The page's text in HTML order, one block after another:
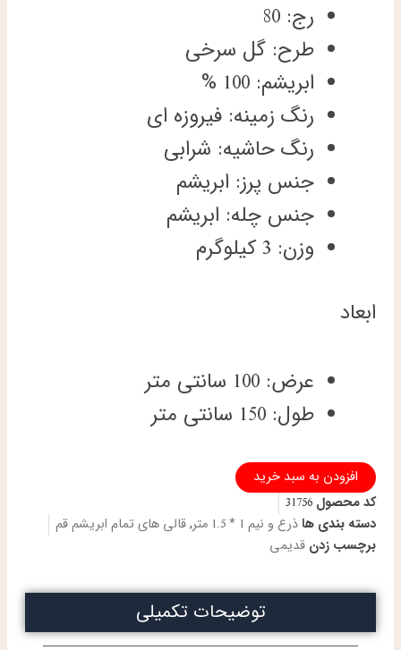
رج: 80
طرح: گل سرخی
ابریشم: 100 %
رنگ زمینه: فیروزه ای
رنگ حاشیه: شرابی
جنس پرز: ابریشم
جنس چله: ابریشم
وزن: 3 کیلوگرم
ابعاد
عرض: 100 سانتی متر
طول: 150 سانتی متر
ذرع
و
نیم
دستباف
تمام
ابریشم
طرح
گل
افزودن به سبد خرید
کد محصول 31756
دسته بندی هاذرع و نیم 1 * 1.5 متر ,قالی های تمام ابریشم قم
برچسب زدن قدیمی
توضیحات تکمیلی